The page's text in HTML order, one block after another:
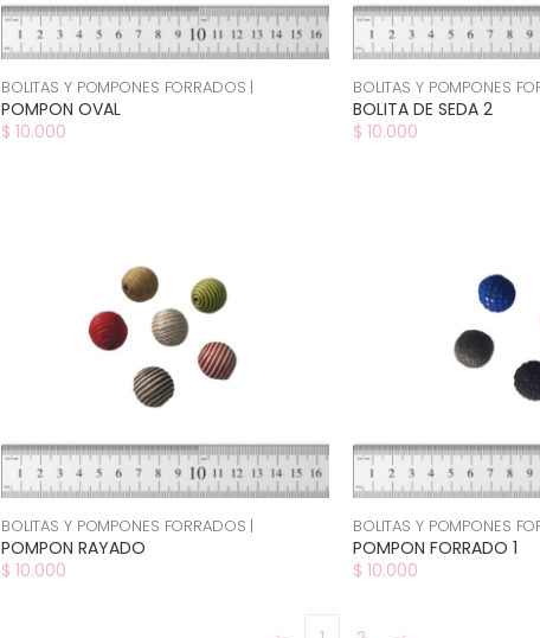
BOLITAS Y POMPONES FORRADOS |
POMPON OVAL
$ 10.000
BOLITAS Y POMPONES
BOLITA DE SEDA 2
$ 10.000
BOLITAS Y POMPONES FORRADOS |
POMPON RAYADO
$ 10.000
BOLITAS Y POMPONES
POMPON FORRADO 1
$ 10.000